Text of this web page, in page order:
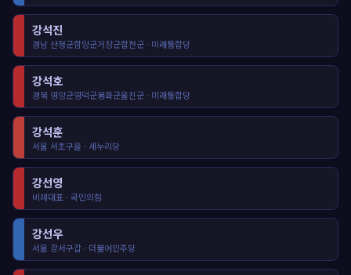
강석진
경남 산청군함양군거창군합천군 · 미래통합당
강석호
경북 영양군영덕군봉화군울진군 · 미래통합당
강석훈
서울 서초구을 · 새누리당
강선영
비례대표 · 국민의힘
강선우
서울 강서구갑 · 더불어민주당